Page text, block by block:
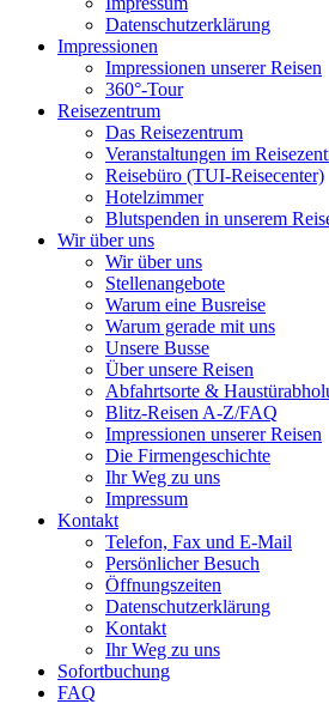
Datenschutzerklärung
Impressionen
Impressionen unserer Reisen
360°-Tour
Reisezentrum
Das Reisezentrum
Veranstaltungen im
Reisebüro (TUI-Reisecenter)
Hotelzimmer
Blutspenden in unserem
Wir über uns
Wir über uns
Stellenangebote
Warum eine Busreise
Warum gerade mit uns
Unsere Busse
Über unsere Reisen
Abfahrtsorte &
Blitz-Reisen A-Z/FAQ
Impressionen unserer Reisen
Die Firmengeschichte
Ihr Weg zu uns
Impressum
Kontakt
Telefon, Fax und E-Mail
Persönlicher Besuch
Öffnungszeiten
Datenschutzerklärung
Kontakt
Ihr Weg zu uns
Sofortbuchung
FAQ